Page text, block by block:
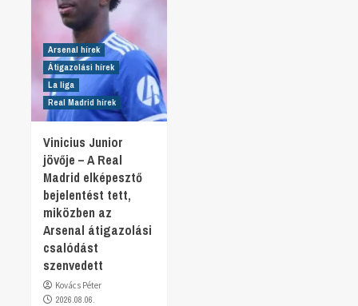
Arsenal hírek
Átigazolási hírek
La liga
Real Madrid hírek
Vinicius Junior
jövője – A Real
Madrid elképesztő
bejelentést tett,
miközben az
Arsenal átigazolási
csalódást
szenvedett
Kovács Péter
2026.08.06.